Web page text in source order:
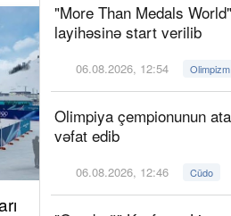
"More Than Medals World"
layihəsinə start verilib
06.08.2026, 12:54
Olimpiya çempionunun
vəfat edib
06.08.2026, 12:46 Cüdo